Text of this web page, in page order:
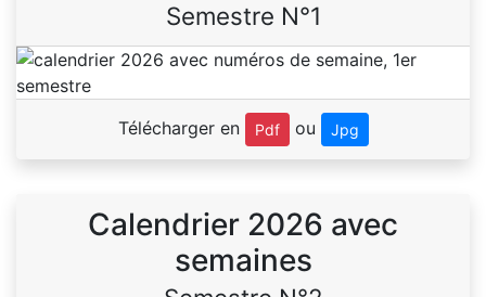
Semestre N°1
Télécharger en Pdf ou Jpg
Calendrier 2026 avec
semaines